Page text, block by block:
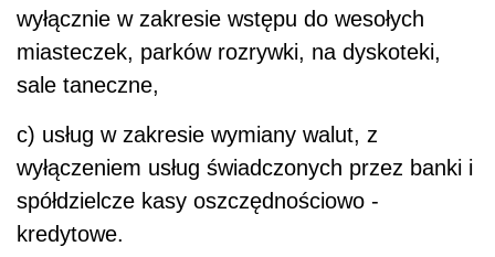
wyłącznie w zakresie wstępu do wesołych
miasteczek, parków rozrywki, na dyskoteki,
sale taneczne,
c) usług w zakresie wymiany walut, z
wyłączeniem usług świadczonych przez banki i
spółdzielcze kasy oszczędnościowo -
kredytowe.